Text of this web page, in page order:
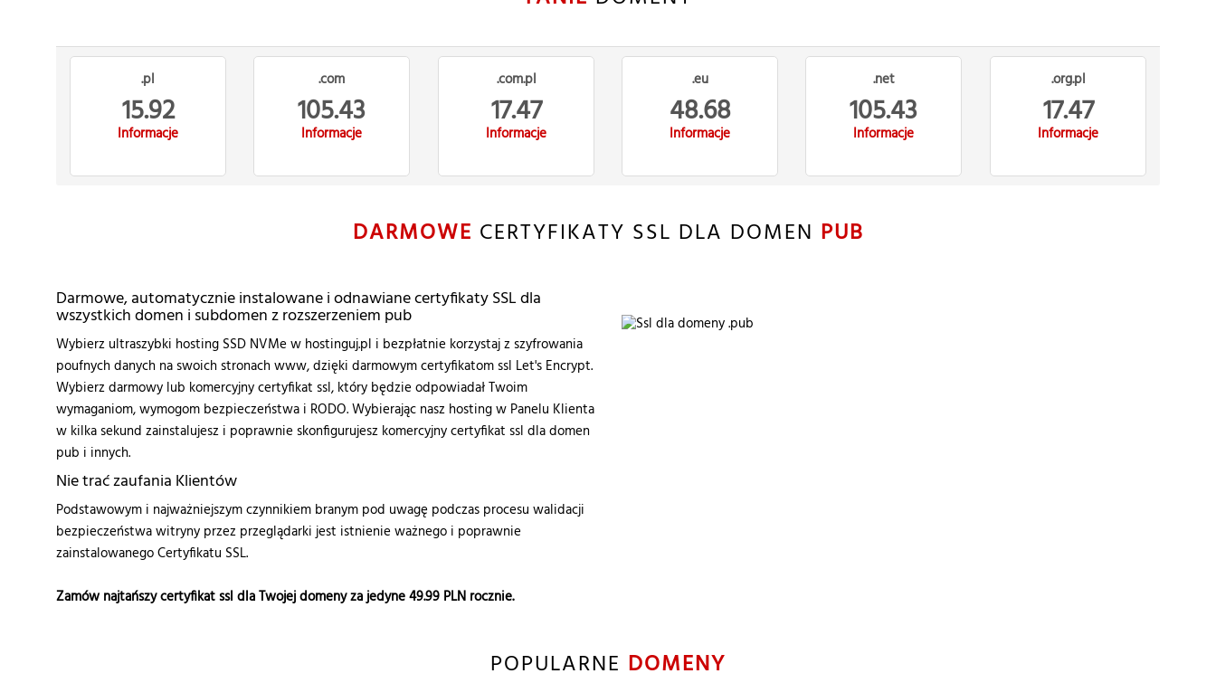
.pl
15.92
Informacje
.com
105.43
Informacje
.com.pl
17.47
Informacje
.eu
48.68
Informacje
.net
105.43
Informacje
.org.pl
17.47
Informacje
DARMOWE CERTYFIKATY SSL DLA DOMEN PUB
Darmowe, automatycznie instalowane i odnawiane certyfikaty SSL dla
wszystkich domen i subdomen z rozszerzeniem pub
Wybierz ultraszybki hosting SSD NVMe w hostinguj.pl i bezpłatnie korzystaj z szyfrowania
poufnych danych na swoich stronach www, dzięki darmowym certyfikatom ssl Let's Encrypt.
Wybierz darmowy lub komercyjny certyfikat ssl, który będzie odpowiadał Twoim
wymaganiom, wymogom bezpieczeństwa i RODO. Wybierając nasz hosting w Panelu Klienta
w kilka sekund zainstalujesz i poprawnie skonfigurujesz komercyjny certyfikat ssl dla domen
pub i innych.
Nie trać zaufania Klientów
Podstawowym i najważniejszym czynnikiem branym pod uwagę podczas procesu walidacji
bezpieczeństwa witryny przez przeglądarki jest istnienie ważnego i poprawnie
zainstalowanego Certyfikatu SSL.
Zamów najtańszy certyfikat ssl dla Twojej domeny za jedyne49.99 PLN rocznie.
POPULARNE DOMENY